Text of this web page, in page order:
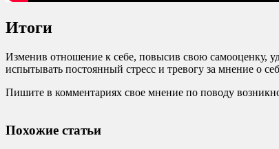
Итоги
Изменив отношение к себе, повысив свою самооценку,
испытывать постоянный стресс и тревогу за мнение о
Пишите в комментариях свое мнение по поводу
Похожие статьи